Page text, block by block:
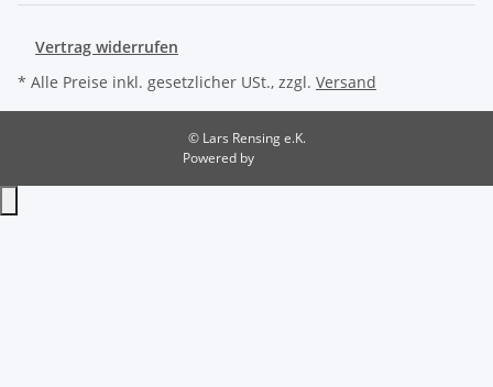
Vertrag widerrufen
* Alle Preise inkl. gesetzlicher USt., zzgl. Versand
© Lars Rensing e.K.
Powered by